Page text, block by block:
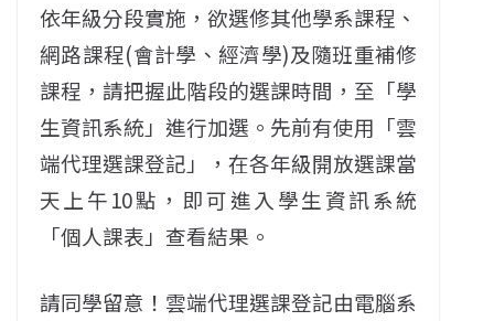
依年級分段實施，欲選修其他學系課程、
網路課程(會計學、經濟學)及隨班重補修
課程，請把握此階段的選課時間，至「學
生資訊系統」進行加選。先前有使用「雲
端代理選課登記」，在各年級開放選課當
天上午10點，即可進入學生資訊系統
「個人課表」查看結果。
請同學留意！雲端代理選課登記由電腦系